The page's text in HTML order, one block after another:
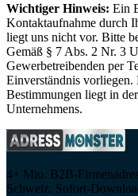
Wichtiger Hinweis: Ein
Kontaktaufnahme durch
liegt uns nicht vor. Bitte
Gemäß § 7 Abs. 2 Nr. 3
Gewerbetreibenden per
Einverständnis vorliegen.
Bestimmungen liegt in
Unternehmens.
4+ Mio. B2B-
Schweiz. Sofort-